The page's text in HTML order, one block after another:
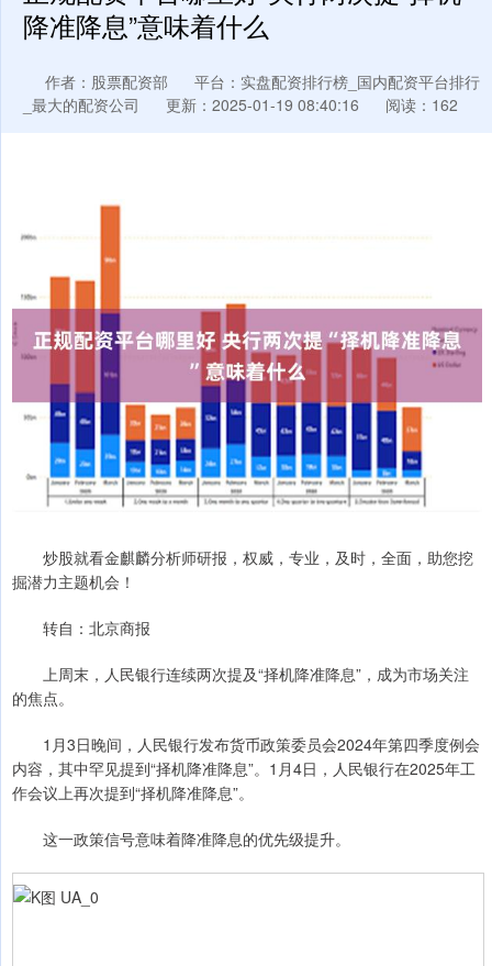
降准降息”意味着什么
作者：股票配资部
平台：实盘配资排行榜_国内配资平台排行
_最大的配资公司
更新：2025-01-19 08:40:16 阅读：162
炒股就看金麒麟分析师研报，权威，专业，及时，全面，助您挖
掘潜力主题机会！
转自：北京商报
上周末，人民银行连续两次提及“择机降准降息”，成为市场关注
的焦点。
1月3日晚间，人民银行发布货币政策委员会2024年第四季度例会
内容，其中罕见提到“择机降准降息”。1月4日，人民银行在2025年工
作会议上再次提到“择机降准降息”。
这一政策信号意味着降准降息的优先级提升。